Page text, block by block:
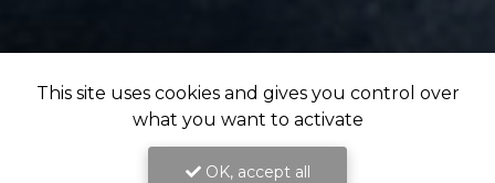
This site uses cookies and gives you control over
what you want to activate
OK, accept all